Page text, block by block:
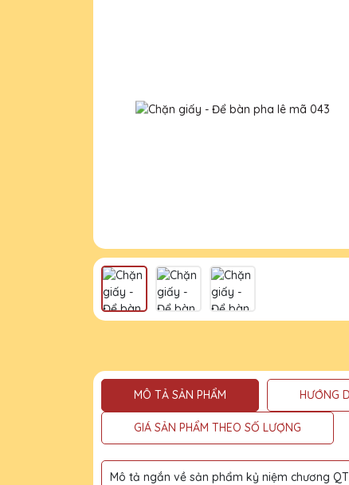
MÔ TẢ SẢN PHẨM HƯỚNG
GIÁ SẢN PHẨM THEO SỐ LƯỢNG
Mô tả ngắn về sản phẩm kỷ niệm chương